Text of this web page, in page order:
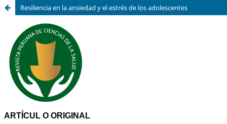
Resiliencia en la ansiedad y el estrés de los adolescentes